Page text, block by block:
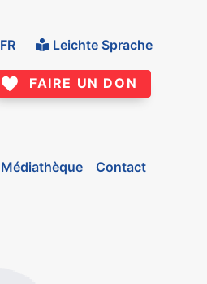
FR Leichte Sprache
FAIRE UN DON
Médiathèque Contact